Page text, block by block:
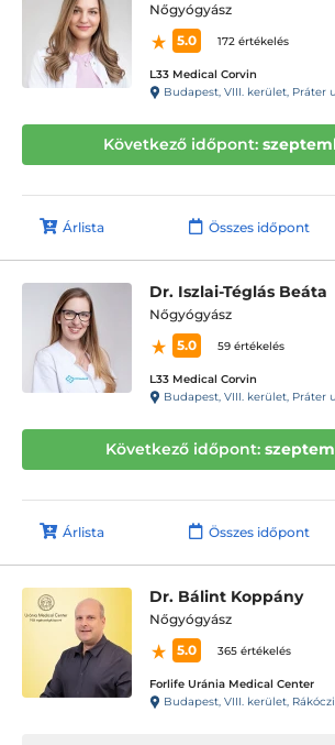
Nőgyógyász
5.0
172 értékelés
L33 Medical Corvin
Budapest, VIII. kerület, Práter
Következő időpont:
Árlista Összes időpont
Dr. Iszlai-Téglás Beáta
Nőgyógyász
5.0
59 értékelés
L33 Medical Corvin
Budapest, VIII. kerület, Práter
Következő időpont:
Árlista Összes időpont
Dr. Bálint Koppány
Nőgyógyász
5.0
365 értékelés
Forlife Uránia Medical Center
Budapest, VIII. kerület, Rákóczi út 19. 1. emelet 9.